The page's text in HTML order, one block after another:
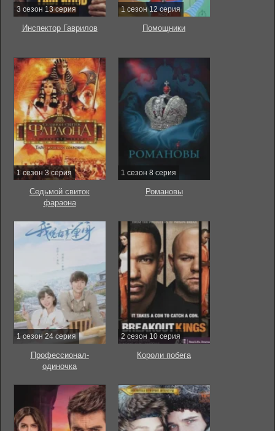
3 сезон 13 серия
Инспектор Гаврилов
1 сезон 12 серия
Помощники
1 сезон 3 серия
Седьмой свиток
фараона
1 сезон 8 серия
Романовы
1 сезон 24 серия
Профессионал-
одиночка
2 сезон 10 серия
Короли побега